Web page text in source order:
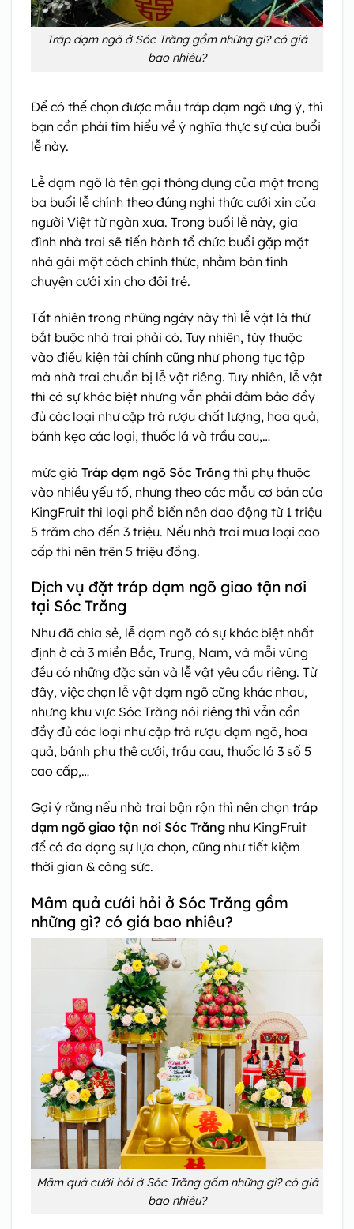
Tráp dạm ngõ ở Sóc Trăng gồm những gì? có giá
bao nhiêu?
Để có thể chọn được mẫu tráp dạm ngõ ưng ý, thì
bạn cần phải tìm hiểu về ý nghĩa thực sự của buổi
lễ này.
Lễ dạm ngõ là tên gọi thông dụng của một trong
ba buổi lễ chính theo đúng nghi thức cưới xin của
người Việt từ ngàn xưa. Trong buổi lễ này, gia
đình nhà trai sẽ tiến hành tổ chức buổi gặp mặt
nhà gái một cách chính thức, nhằm bàn tính
chuyện cưới xin cho đôi trẻ.
Tất nhiên trong những ngày này thì lễ vật là thứ
bắt buộc nhà trai phải có. Tuy nhiên, tùy thuộc
vào điều kiện tài chính cũng như phong tục tập
mà nhà trai chuẩn bị lễ vật riêng. Tuy nhiên, lễ vật
thì có sự khác biệt nhưng vẫn phải đảm bảo đầy
đủ các loại như cặp trà rượu chất lượng, hoa quả,
bánh kẹo các loại, thuốc lá và trầu cau,…
mức giá Tráp dạm ngõ Sóc Trăng thì phụ thuộc
vào nhiều yếu tố, nhưng theo các mẫu cơ bản của
KingFruit thì loại phổ biến nên dao động từ 1 triệu
5 trăm cho đến 3 triệu. Nếu nhà trai mua loại cao
cấp thì nên trên 5 triệu đồng.
Dịch vụ đặt tráp dạm ngõ giao tận nơi
tại Sóc Trăng
Như đã chia sẻ, lễ dạm ngõ có sự khác biệt nhất
định ở cả 3 miền Bắc, Trung, Nam, và mỗi vùng
đều có những đặc sản và lễ vật yêu cầu riêng. Từ
đây, việc chọn lễ vật dạm ngõ cũng khác nhau,
nhưng khu vực Sóc Trăng nói riêng thì vẫn cần
đầy đủ các loại như cặp trà rượu dạm ngõ, hoa
quả, bánh phu thê cưới, trầu cau, thuốc lá 3 số 5
cao cấp,…
Gợi ý rằng nếu nhà trai bận rộn thì nên chọn tráp
dạm ngõ giao tận nơi Sóc Trăng như KingFruit
để có đa dạng sự lựa chọn, cũng như tiết kiệm
thời gian & công sức.
Mâm quả cưới hỏi ở Sóc Trăng gồm
những gì? có giá bao nhiêu?
Mâm quả cưới hỏi ở Sóc Trăng gồm những gì? có giá
bao nhiêu?